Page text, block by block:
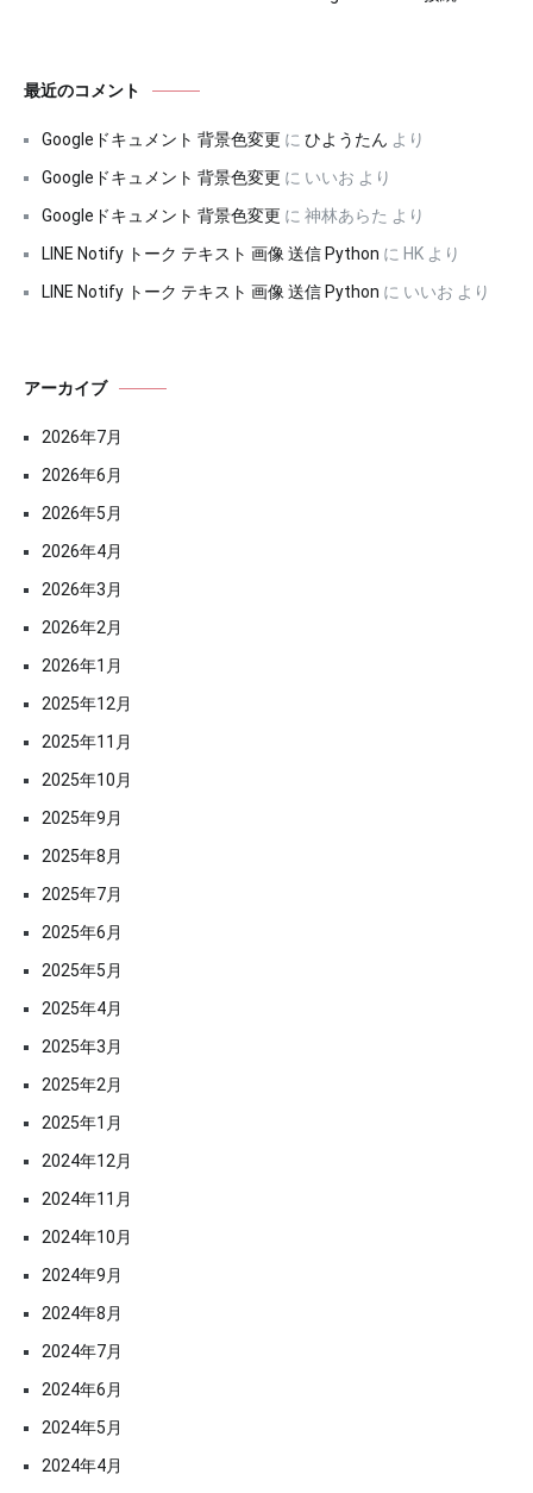
最近のコメント
Googleドキュメント 背景色変更 に ひようたん より
Googleドキュメント 背景色変更 に いいお より
Googleドキュメント 背景色変更 に 神林あらた より
LINE Notify トーク テキスト 画像 送信 Python に HK より
LINE Notify トーク テキスト 画像 送信 Python に いいお より
アーカイブ
2026年7月
2026年6月
2026年5月
2026年4月
2026年3月
2026年2月
2026年1月
2025年12月
2025年11月
2025年10月
2025年9月
2025年8月
2025年7月
2025年6月
2025年5月
2025年4月
2025年3月
2025年2月
2025年1月
2024年12月
2024年11月
2024年10月
2024年9月
2024年8月
2024年7月
2024年6月
2024年5月
2024年4月